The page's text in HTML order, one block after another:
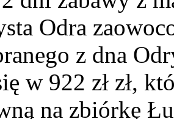
Odra
z dna
w 922 zł zł,
na zbiórkę